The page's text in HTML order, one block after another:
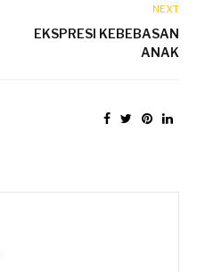
NEXT
EKSPRESI KEBEBASAN
ANAK